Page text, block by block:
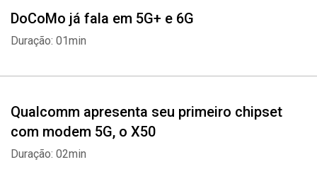
DoCoMo já fala em 5G+ e 6G
Duração: 01min
Qualcomm apresenta seu primeiro chipset
com modem 5G, o X50
Duração: 02min